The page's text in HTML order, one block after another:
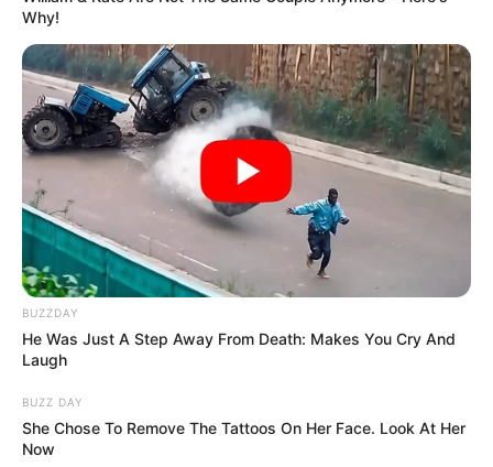
Why!
BUZZDAY
He Was Just A Step Away From Death: Makes You Cry And
Laugh
BUZZ DAY
She Chose To Remove The Tattoos On Her Face. Look At Her
Now